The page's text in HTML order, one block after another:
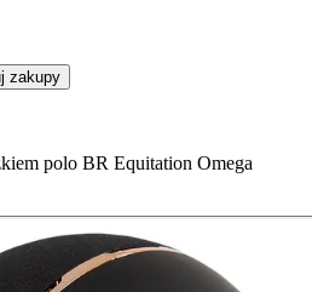
zakupy
polo BR Equitation Omega